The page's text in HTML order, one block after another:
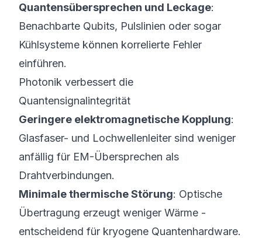
Quantensübersprechen und Leckage:
Benachbarte Qubits, Pulslinien oder sogar
Kühlsysteme können korrelierte Fehler
einführen.
Photonik verbessert die
Quantensignalintegrität
Geringere elektromagnetische Kopplung:
Glasfaser- und Lochwellenleiter sind weniger
anfällig für EM-Übersprechen als
Drahtverbindungen.
Minimale thermische Störung: Optische
Übertragung erzeugt weniger Wärme -
entscheidend für kryogene Quantenhardware.